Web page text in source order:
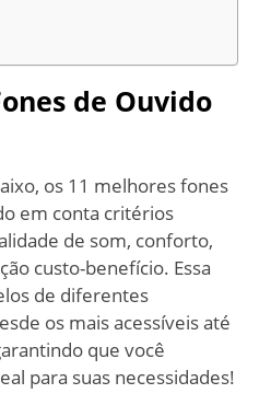
de Ouvido
os 11 melhores fones
em conta critérios
de som, conforto,
custo-benefício. Essa
de diferentes
os mais acessíveis até
que você
para suas necessidades!